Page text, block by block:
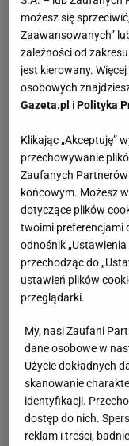
możesz się
Zaawansowanych”
zależności od
jest kierowany.
osobowych
Gazeta.pl iPolityka
Klikając „Akceptuję”
przechowywanie
Zaufanych
końcowym. Możesz
dotyczące plików
twoimi preferencjami
odnośnik
przechodząc do
ustawień plików
przeglądarki.
My, nasi Zaufani
dane osobowe w
Użycie dokładnych
skanowanie
identyfikacji.
dostęp do nich.
reklam i treści,